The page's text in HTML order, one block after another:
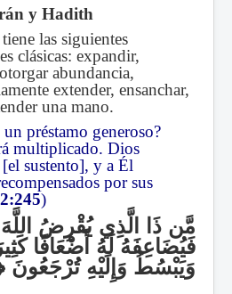
y Hadith
las siguientes
clásicas: expandir,
abundancia,
extender, ensanchar,
una mano.
préstamo generoso?
multiplicado. Dios
sustento], y a Él
por sus
)
مَّن ذَا الَّذِي يُقْرِضُ
فَيُضَاعِفَهُ لَهُ أَضْعَافًا
وَيَبْسُطُ وَإِلَيْهِ تُرْجَعُونَ